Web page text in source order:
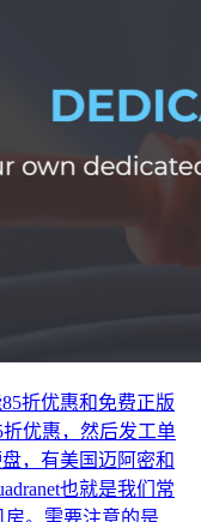
折优惠和免费正版
优惠，然后发工单
，有美国迈阿密和
也就是我们常
房。需要注意的是